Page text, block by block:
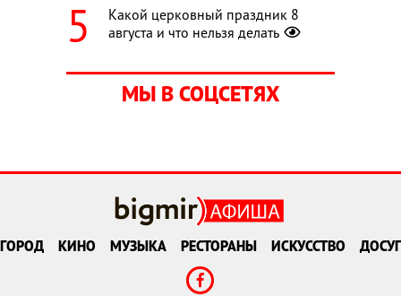
Какой церковный праздник 8
августа и что нельзя делать
МЫ В СОЦСЕТЯХ
ГОРОД КИНО МУЗЫКА РЕСТОРАНЫ ИСКУССТВО ДОСУГ